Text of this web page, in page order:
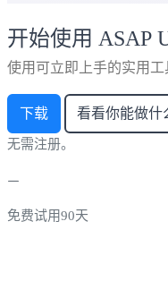
开始使用 ASAP
使用可立即上手的实用工
下载 看看你能做什
无需注册。
免费试用90天